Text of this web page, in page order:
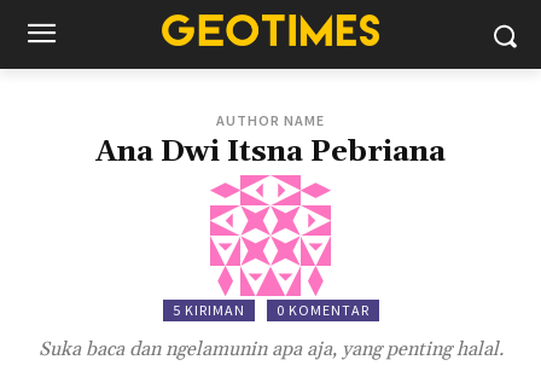
AUTHOR NAME
Ana Dwi Itsna Pebriana
5 KIRIMAN 0 KOMENTAR
Suka baca dan ngelamunin apa aja, yang penting halal.